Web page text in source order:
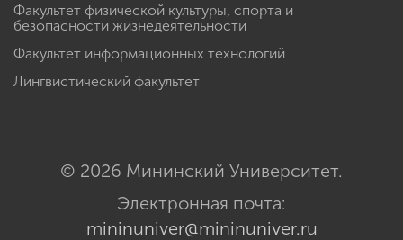
Факультет физической культуры, спорта и
безопасности жизнедеятельности
Факультет информационных технологий
Лингвистический факультет
© 2026 Мининский Университет.
Электронная почта:
mininuniver@mininuniver.ru